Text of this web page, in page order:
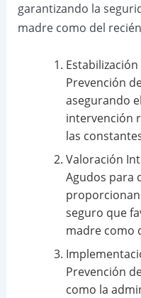
garantizando la
madre como del
Prevención
asegurando
intervención
las
Valoración
Agudos para
seguro que
madre como
Prevención
como la